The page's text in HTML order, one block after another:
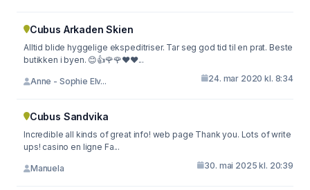
Cubus Arkaden Skien
Alltid blide hyggelige ekspeditriser. Tar seg god tid til en prat. Beste
butikken i byen. 😊👍🌹🌹❤️❤...
Anne - Sophie Elv... 24. mar 2020 kl. 8:34
Cubus Sandvika
Incredible all kinds of great info! web page Thank you. Lots of write
ups! casino en ligne Fa...
Manuela 30. mai 2025 kl. 20:39